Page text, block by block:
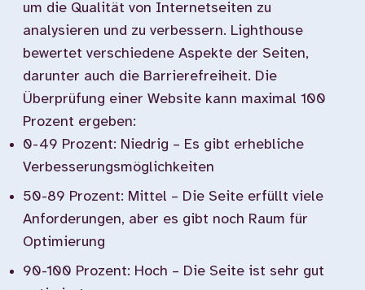
um die Qualität von Internetseiten zu
analysieren und zu verbessern. Lighthouse
bewertet verschiedene Aspekte der Seiten,
darunter auch die Barrierefreiheit. Die
Überprüfung einer Website kann maximal 100
Prozent ergeben:
0-49 Prozent: Niedrig – Es gibt erhebliche
Verbesserungsmöglichkeiten
50-89 Prozent: Mittel – Die Seite erfüllt viele
Anforderungen, aber es gibt noch Raum für
Optimierung
90-100 Prozent: Hoch – Die Seite ist sehr gut